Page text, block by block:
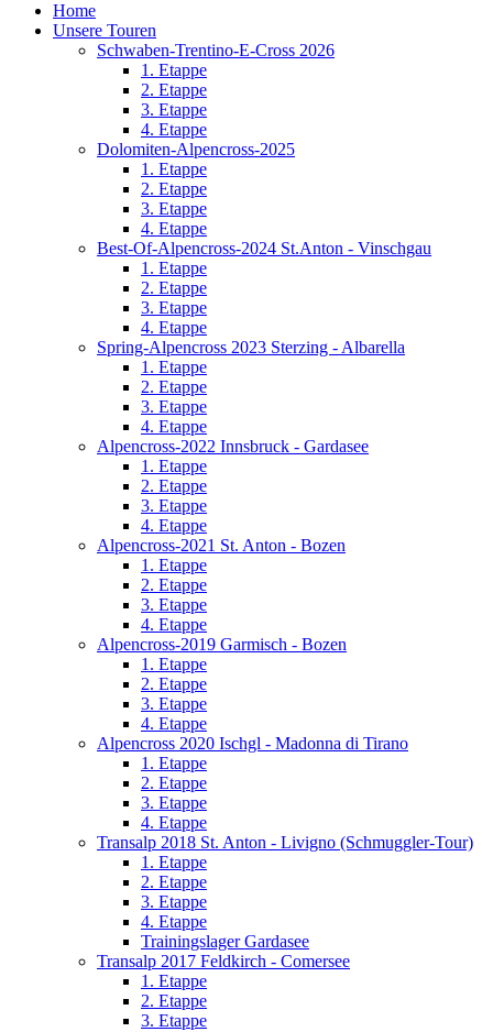
Home
Unsere Touren
Schwaben-Trentino-E-Cross 2026
1. Etappe
2. Etappe
3. Etappe
4. Etappe
Dolomiten-Alpencross-2025
1. Etappe
2. Etappe
3. Etappe
4. Etappe
Best-Of-Alpencross-2024 St.Anton - Vinschgau
1. Etappe
2. Etappe
3. Etappe
4. Etappe
Spring-Alpencross 2023 Sterzing - Albarella
1. Etappe
2. Etappe
3. Etappe
4. Etappe
Alpencross-2022 Innsbruck - Gardasee
1. Etappe
2. Etappe
3. Etappe
4. Etappe
Alpencross-2021 St. Anton - Bozen
1. Etappe
2. Etappe
3. Etappe
4. Etappe
Alpencross-2019 Garmisch - Bozen
1. Etappe
2. Etappe
3. Etappe
4. Etappe
Alpencross 2020 Ischgl - Madonna di Tirano
1. Etappe
2. Etappe
3. Etappe
4. Etappe
Transalp 2018 St. Anton - Livigno (Schmuggler-Tour)
1. Etappe
2. Etappe
3. Etappe
4. Etappe
Trainingslager Gardasee
Transalp 2017 Feldkirch - Comersee
1. Etappe
2. Etappe
3. Etappe